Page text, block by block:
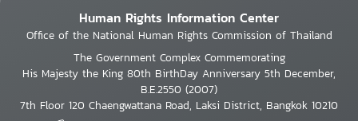
Human Rights Information Center
Office of the National Human Rights Commission of Thailand
The Government Complex Commemorating
His Majesty the King 80th BirthDay Anniversary 5th December,
B.E.2550 (2007)
7th Floor 120 Chaengwattana Road, Laksi District, Bangkok 10210